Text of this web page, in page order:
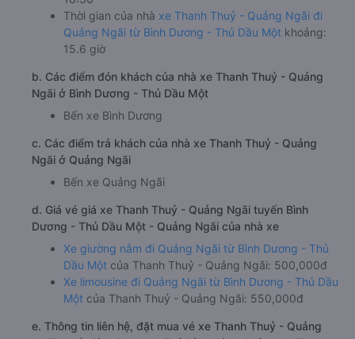
Thời gian của nhà xe Thanh Thuỷ - Quảng Ngãi đi
Quảng Ngãi từ Bình Dương - Thủ Dầu Một khoảng:
15.6 giờ
b. Các điểm đón khách của nhà xe Thanh Thuỷ - Quảng
Ngãi ở Bình Dương - Thủ Dầu Một
Bến xe Bình Dương
c. Các điểm trả khách của nhà xe Thanh Thuỷ - Quảng
Ngãi ở Quảng Ngãi
Bến xe Quảng Ngãi
d. Giá vé giá xe Thanh Thuỷ - Quảng Ngãi tuyến Bình
Dương - Thủ Dầu Một - Quảng Ngãi của nhà xe
Xe giường nằm đi Quảng Ngãi từ Bình Dương - Thủ
Dầu Một của Thanh Thuỷ - Quảng Ngãi: 500,000đ
Xe limousine đi Quảng Ngãi từ Bình Dương - Thủ Dầu
Một của Thanh Thuỷ - Quảng Ngãi: 550,000đ
e. Thông tin liên hệ, đặt mua vé xe Thanh Thuỷ - Quảng